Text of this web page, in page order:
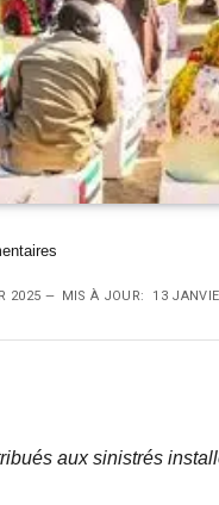
2025 MIS À JOUR: 13
aux sinistrés